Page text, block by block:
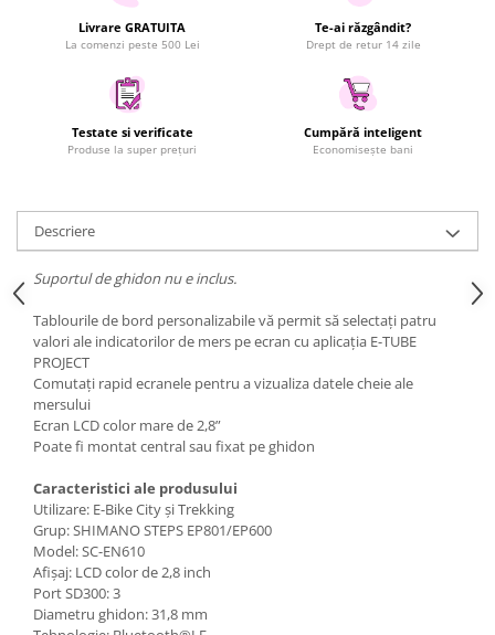
Aparate Frigorifice
Aparate Racire Aer
Climatizare & sisteme de incalzire
Electrocasnice pentru Bucatarie
Fiare de calcat si masini de cusut
Purificatoare de aer
Fashion
Bijuterii
Ceasuri barbatesti
Ceasuri dama
Cutii, curele si accesorii ceasuri
Genti si accesorii barbati
Genti si accesorii femei
Imbracaminte barbati
Imbracaminte si Incaltaminte copii
Incaltaminte barbati
Incaltaminte femei
Ochelari de soare
Ochelari de vedere
Livrare GRATUITA
La comenzi peste 500 Lei
Te-ai răzgândit?
Drept de retur 14 zile
Testate si verificate
Produse la super prețuri
Cumpără inteligent
Economisește bani
Descriere
Suportul de ghidon nu e inclus.
Tablourile de bord personalizabile vă permit să selectați patru
valori ale indicatorilor de mers pe ecran cu aplicația E-TUBE
PROJECT
Comutați rapid ecranele pentru a vizualiza datele cheie ale
mersului
Ecran LCD color mare de 2,8”
Poate fi montat central sau fixat pe ghidon
Caracteristici ale produsului
Utilizare: E-Bike City și Trekking
Grup: SHIMANO STEPS EP801/EP600
Model: SC-EN610
Afișaj: LCD color de 2,8 inch
Port SD300: 3
Diametru ghidon: 31,8 mm